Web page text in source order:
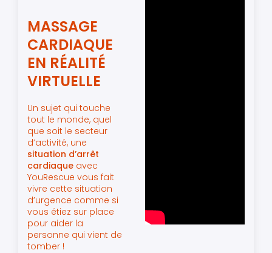
MASSAGE
CARDIAQUE
EN RÉALITÉ
VIRTUELLE
Un sujet qui touche
tout le monde, quel
que soit le secteur
d’activité, une
situation d’arrêt
cardiaque avec
YouRescue vous fait
vivre cette situation
d’urgence comme si
vous étiez sur place
pour aider la
personne qui vient de
tomber !